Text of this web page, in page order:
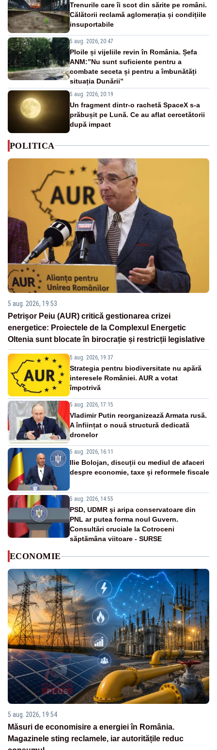
Trenurile care îi scot din sărite pe români.
Călătorii reclamă aglomerația și condițiile
insuportabile
5 aug. 2026, 20:47
Ploile și vijeliile revin în România. Șefa
ANM:”Nu sunt suficiente pentru a
combate seceta și pentru a îmbunătăți
situația Dunării”
5 aug. 2026, 20:19
Un fragment dintr-o rachetă SpaceX s-a
prăbușit pe Lună. Ce au aflat cercetătorii
după impact
POLITICA
5 aug. 2026, 19:53
Petrișor Peiu (AUR) critică gestionarea crizei
energetice: Proiectele de la Complexul Energetic
Oltenia sunt blocate în birocrație și restricții legislative
5 aug. 2026, 19:37
Strategia pentru biodiversitate nu apără
interesele României. AUR a votat
împotrivă
5 aug. 2026, 17:15
Vladimir Putin reorganizează Armata rusă.
A înființat o nouă structură dedicată
dronelor
5 aug. 2026, 16:11
Ilie Bolojan, discuții cu mediul de afaceri
despre economie, taxe și reformele fiscale
5 aug. 2026, 14:55
PSD, UDMR și aripa conservatoare din
PNL ar putea forma noul Guvern.
Consultări cruciale la Cotroceni
săptămâna viitoare - SURSE
ECONOMIE
5 aug. 2026, 19:54
Măsuri de economisire a energiei în România.
Magazinele sting reclamele, iar autoritățile reduc